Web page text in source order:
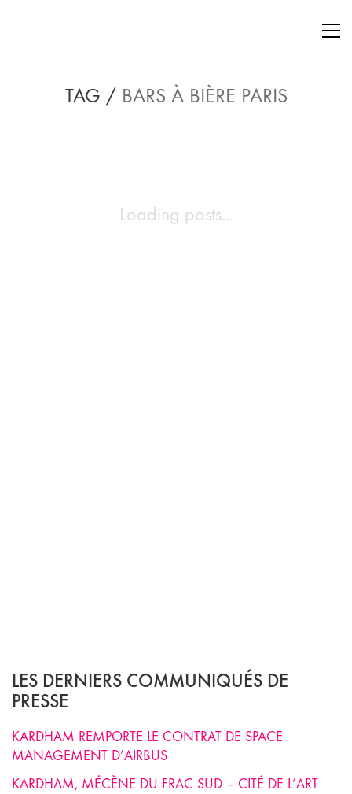
TAG / BARS À BIÈRE PARIS
Loading posts...
LES DERNIERS COMMUNIQUÉS DE
PRESSE
KARDHAM REMPORTE LE CONTRAT DE SPACE
MANAGEMENT D’AIRBUS
KARDHAM, MÉCÈNE DU FRAC SUD – CITÉ DE L’ART